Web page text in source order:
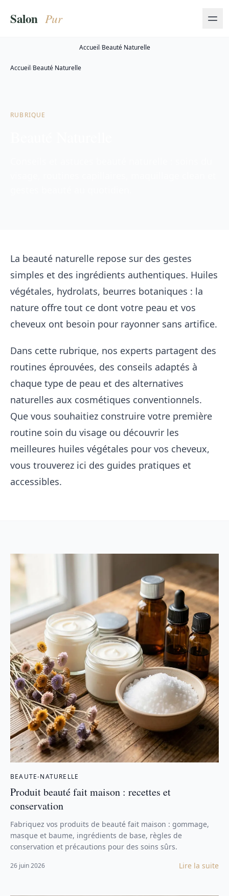
Accueil/Beauté Naturelle
Accueil/Beauté Naturelle
RUBRIQUE
La beauté naturelle repose sur des gestes
simples et des ingrédients authentiques. Huiles
végétales, hydrolats, beurres botaniques : la
nature offre tout ce dont votre peau et vos
cheveux ont besoin pour rayonner sans artifice.
Dans cette rubrique, nos experts partagent des
routines éprouvées, des conseils adaptés à
chaque type de peau et des alternatives
naturelles aux cosmétiques conventionnels.
Que vous souhaitiez construire votre première
routine soin du visage ou découvrir les
meilleures huiles végétales pour vos cheveux,
vous trouverez ici des guides pratiques et
accessibles.
BEAUTE-NATURELLE
Produit beauté fait maison : recettes et
conservation
Fabriquez vos produits de beauté fait maison : gommage,
masque et baume, ingrédients de base, règles de
conservation et précautions pour des soins sûrs.
26 juin 2026 Lire la suite